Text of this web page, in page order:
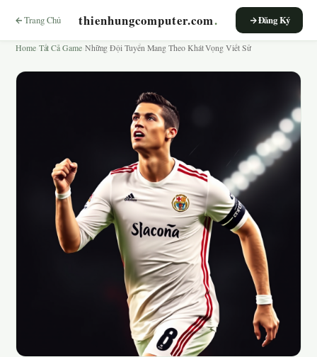
Trang Chủ thienhungcomputer.com. Đăng Ký
Home› Tất Cả Game› Những Đội Tuyển Mang Theo Khát Vọng Viết Sử